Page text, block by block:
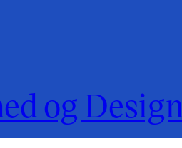
og Design